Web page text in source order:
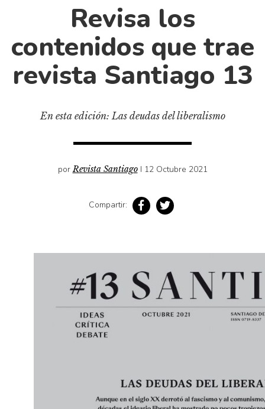
Historia material de los libros
Lagunas mentales
Narrativas visuales
Revisa los
contenidos que trae
revista Santiago 13
En esta edición: Las deudas del liberalismo
porRevista Santiago I 12 Octubre 2021
Compartir: